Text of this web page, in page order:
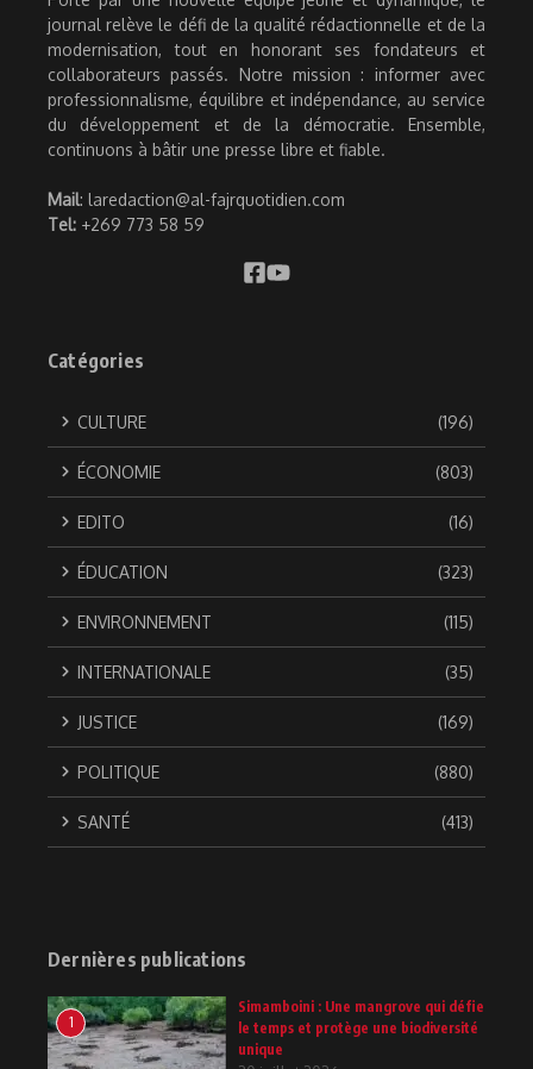
journal relève le défi de la qualité rédactionnelle et de la
modernisation, tout en honorant ses fondateurs et
collaborateurs passés. Notre mission : informer avec
professionnalisme, équilibre et indépendance, au service
du développement et de la démocratie. Ensemble,
continuons à bâtir une presse libre et fiable.
Mail: laredaction@al-fajrquotidien.com
Tel: +269 773 58 59
Catégories
CULTURE (196)
ÉCONOMIE (803)
EDITO (16)
ÉDUCATION (323)
ENVIRONNEMENT (115)
INTERNATIONALE (35)
JUSTICE (169)
POLITIQUE (880)
SANTÉ (413)
Dernières publications
1
Simamboini : Une mangrove qui défie
le temps et protège une biodiversité
unique